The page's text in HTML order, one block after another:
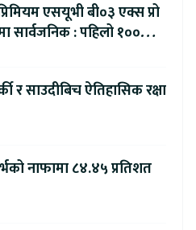
एसयूभी बी०३ एक्स प्रो
सार्वजनिक : पहिलो १००
र साउदीबिच ऐतिहासिक रक्षा
नाफामा ८४.४५ प्रतिशत